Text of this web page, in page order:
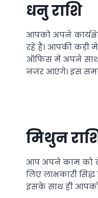
धनु राशि
आपको अपने
रहे हैं। आपकी कड़ी
ऑफिस में अपने साथ
नज़र आएंगे। इस
मिथुन
आप अपने काम को
लिए लाभकारी
इसके साथ ही आपको